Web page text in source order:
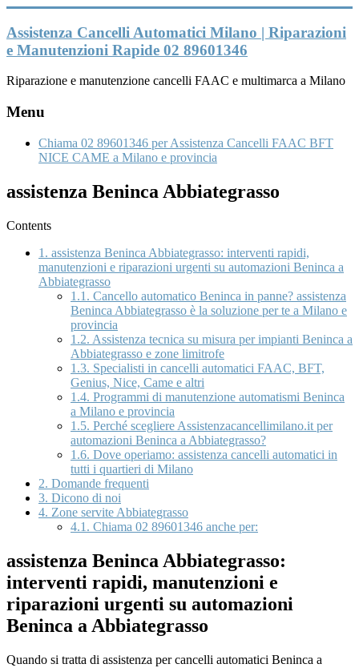
al
contenuto
Assistenza Cancelli Automatici Milano | Riparazioni
e Manutenzioni Rapide 02 89601346
Riparazione e manutenzione cancelli FAAC e multimarca a Milano
Menu
Chiama 02 89601346 per Assistenza Cancelli FAAC BFT
NICE CAME a Milano e provincia
assistenza Beninca Abbiategrasso
Contents
1. assistenza Beninca Abbiategrasso: interventi rapidi,
manutenzioni e riparazioni urgenti su automazioni Beninca a
Abbiategrasso
1.1. Cancello automatico Beninca in panne? assistenza
Beninca Abbiategrasso è la soluzione per te a Milano e
provincia
1.2. Assistenza tecnica su misura per impianti Beninca a
Abbiategrasso e zone limitrofe
1.3. Specialisti in cancelli automatici FAAC, BFT,
Genius, Nice, Came e altri
1.4. Programmi di manutenzione automatismi Beninca
a Milano e provincia
1.5. Perché scegliere Assistenzacancellimilano.it per
automazioni Beninca a Abbiategrasso?
1.6. Dove operiamo: assistenza cancelli automatici in
tutti i quartieri di Milano
2. Domande frequenti
3. Dicono di noi
4. Zone servite Abbiategrasso
4.1. Chiama 02 89601346 anche per:
assistenza Beninca Abbiategrasso:
interventi rapidi, manutenzioni e
riparazioni urgenti su automazioni
Beninca a Abbiategrasso
Quando si tratta di assistenza per cancelli automatici Beninca a